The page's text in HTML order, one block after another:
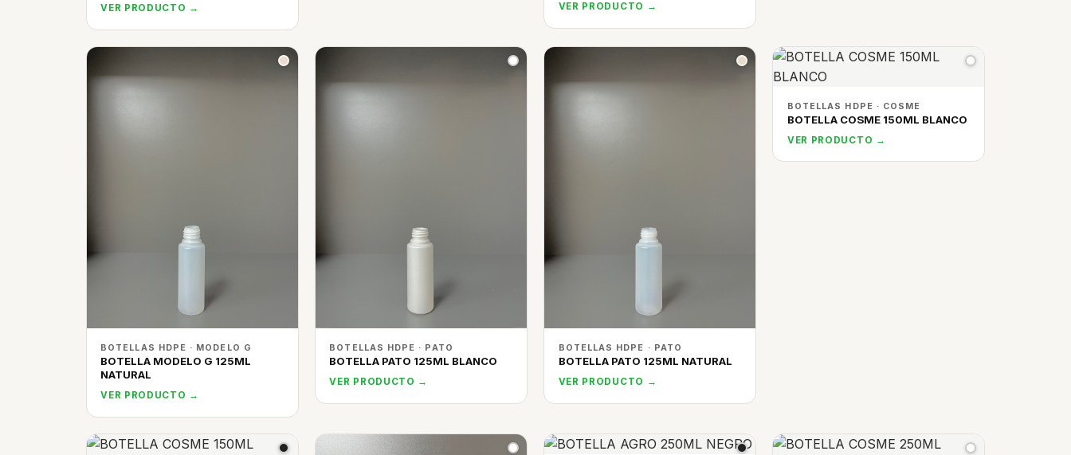
VER PRODUCTO → VER PRODUCTO →
BOTELLAS HDPE · MODELO G
BOTELLA MODELO G 125ML
NATURAL
VER PRODUCTO →
BOTELLAS HDPE · PATO
BOTELLA PATO 125ML BLANCO
VER PRODUCTO →
BOTELLAS HDPE · PATO
BOTELLA PATO 125ML NATURAL
VER PRODUCTO →
BOTELLAS HDPE · COSME
BOTELLA COSME 150ML BLANCO
VER PRODUCTO →